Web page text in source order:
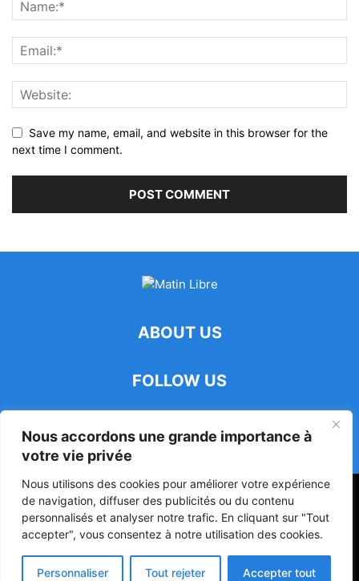
Nous accordons une grande importance à
votre vie privée
Nous utilisons des cookies pour améliorer votre expérience
de navigation, diffuser des publicités ou du contenu
personnalisés et analyser notre trafic. En cliquant sur "Tout
accepter", vous consentez à notre utilisation des cookies.
Personnaliser Tout rejeter Accepter tout
Save my name, email, and website in this browser for the
next time I comment.
ABOUT US
FOLLOW US
47ᵉ Assemblée Mondiale sur la Protection de la Vie Privée: Me
Luciano Hounkponou représente le Bénin à Séoul